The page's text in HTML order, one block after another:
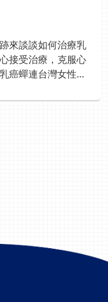
來談談如何治療乳
接受治療，克服心
癌蟬連台灣女性癌
始上升,到45歲達
高達6~9成，經治
若是零期和第一期
多的型別;但近年
複合物以及免疫抑